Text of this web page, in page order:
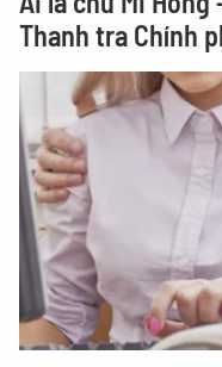
Thanh tra Chính